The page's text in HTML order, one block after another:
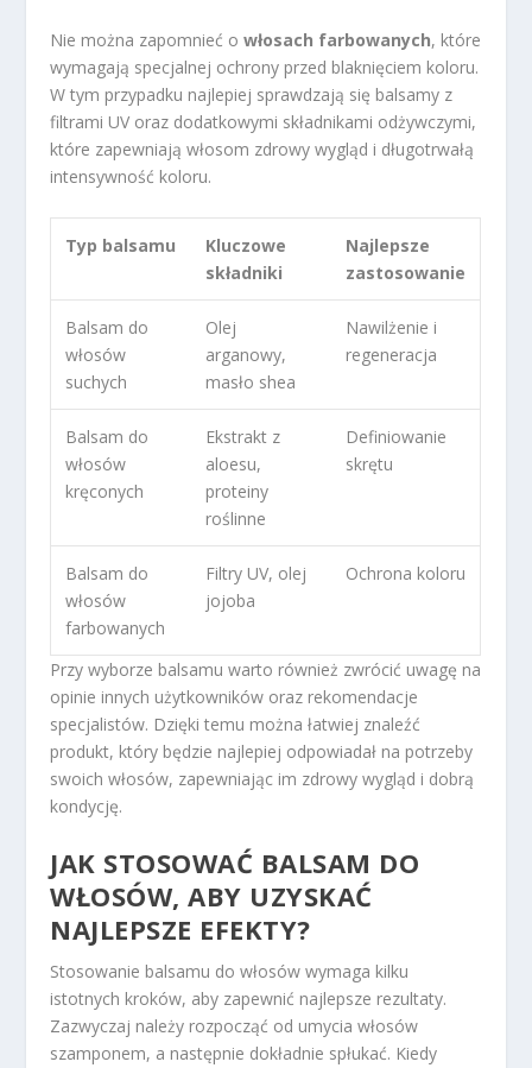
Nie można zapomnieć owłosach farbowanych, które
wymagają specjalnej ochrony przed blaknięciem koloru.
W tym przypadku najlepiej sprawdzają się balsamy z
filtrami UV oraz dodatkowymi składnikami odżywczymi,
które zapewniają włosom zdrowy wygląd i długotrwałą
intensywność koloru.
Typ balsamu
Kluczowe
składniki
Najlepsze
zastosowanie
Balsam do
włosów
suchych
Olej
arganowy,
masło shea
Nawilżenie i
regeneracja
Balsam do
włosów
kręconych
Ekstrakt z
aloesu,
proteiny
roślinne
Definiowanie
skrętu
Balsam do
włosów
farbowanych
Filtry UV, olej
jojoba
Ochrona koloru
Przy wyborze balsamu warto również zwrócić uwagę na
opinie innych użytkowników oraz rekomendacje
specjalistów. Dzięki temu można łatwiej znaleźć
produkt, który będzie najlepiej odpowiadał na potrzeby
swoich włosów, zapewniając im zdrowy wygląd i dobrą
kondycję.
JAK STOSOWAĆ BALSAM DO
WŁOSÓW, ABY UZYSKAĆ
NAJLEPSZE EFEKTY?
Stosowanie balsamu do włosów wymaga kilku
istotnych kroków, aby zapewnić najlepsze rezultaty.
Zazwyczaj należy rozpocząć od umycia włosów
szamponem, a następnie dokładnie spłukać. Kiedy